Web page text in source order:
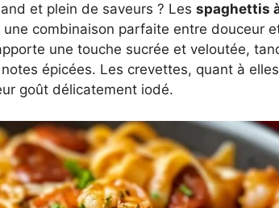
et plein de saveurs ? Les spaghettis
une combinaison parfaite entre douceur
une touche sucrée et veloutée,
épicées. Les crevettes, quant à
goût délicatement iodé.